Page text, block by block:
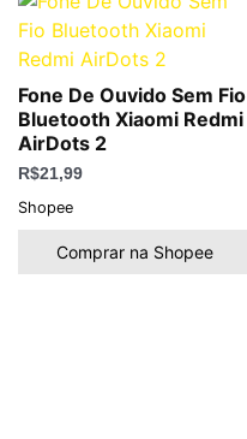
Fone De Ouvido Sem Fio
Bluetooth Xiaomi Redmi
AirDots 2
R$21,99
Shopee
Comprar na Shopee